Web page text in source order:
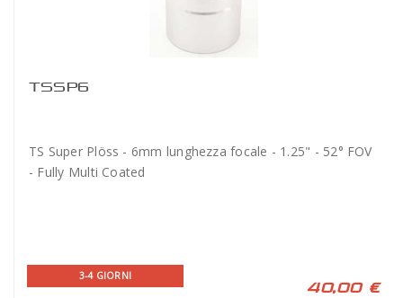
TSSP6
TS Super Plöss - 6mm lunghezza focale - 1.25" - 52° FOV
- Fully Multi Coated
3-4 GIORNI
40,00 €